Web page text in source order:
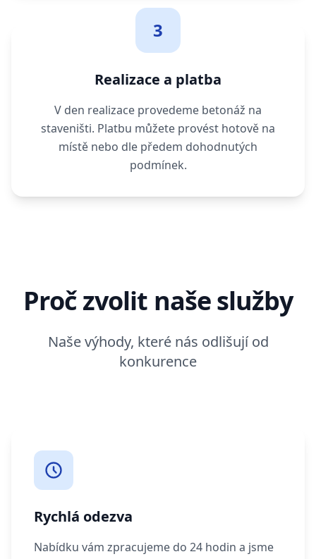
3
Realizace a platba
V den realizace provedeme betonáž na
staveništi. Platbu můžete provést hotově na
místě nebo dle předem dohodnutých
podmínek.
Proč zvolit naše služby
Naše výhody, které nás odlišují od
konkurence
Rychlá odezva
Nabídku vám zpracujeme do 24 hodin a jsme